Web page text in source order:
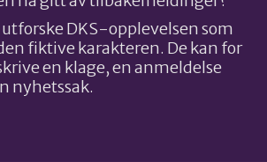
utforske DKS-opplevelsen som
fiktive karakteren. De kan for
en klage, en anmeldelse
nyhetssak.